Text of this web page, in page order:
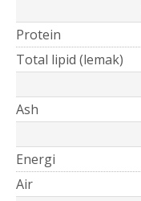
Protein
Total lipid (lemak)
Ash
Energi
Air